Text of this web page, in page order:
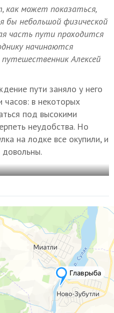
как может показаться,
небольшой физической
часть пути проходится
начинаются
Алексей
пути заняло у него
часов: в некоторых
под высокими
неудобства. Но
на лодке все окупили, и
довольны.